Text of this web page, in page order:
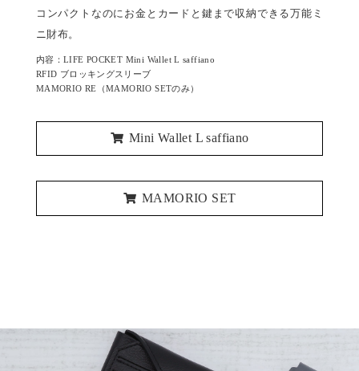
コンパクトなのにお金とカードと鍵まで収納できる万能ミ
ニ財布。
内容：LIFE POCKET Mini Wallet L saffiano
RFID ブロッキングスリーブ
MAMORIO RE（MAMORIO SETのみ）
Mini Wallet L saffiano
MAMORIO SET